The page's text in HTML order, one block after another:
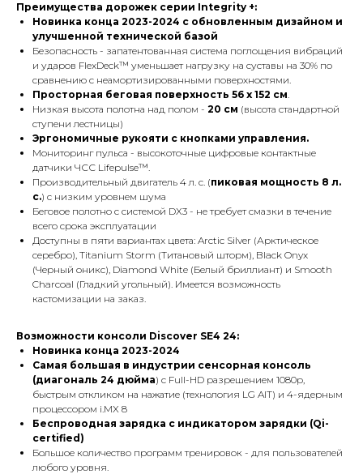
Преимущества дорожек серии Integrity +:
Новинка конца 2023-2024 с обновленным дизайном и
улучшенной технической базой
Безопасность - запатентованная система поглощения вибраций
и ударов FlexDeck™ уменьшает нагрузку на суставы на 30% по
сравнению с неамортизированными поверхностями.
Просторная беговая поверхность 56 x 152 см.
Низкая высота полотна над полом - 20 см (высота стандартной
ступени лестницы)
Эргономичные рукояти с кнопками управления.
Мониторинг пульса - высокоточные цифровые контактные
датчики ЧСС Lifepulse™.
Производительный двигатель 4 л. с. (пиковая мощность 8 л.
с.) с низким уровнем шума
Беговое полотно с системой DX3 - не требует смазки в течение
всего срока эксплуатации
Доступны в пяти вариантах цвета: Arctic Silver (Арктическое
серебро), Titanium Storm (Титановый шторм), Black Onyx
(Черный оникс), Diamond White (Белый бриллиант) и Smooth
Charcoal (Гладкий угольный). Имеется возможность
кастомизации на заказ.
Возможности консоли Discover SE4 24:
Новинка конца 2023-2024
Самая большая в индустрии сенсорная консоль
(диагональ 24 дюйма) с Full-HD разрешением 1080p,
быстрым откликом на нажатие (технология LG AIT) и 4-ядерным
процессором i.MX 8
Беспроводная зарядка с индикатором зарядки (Qi-
certified)
Большое количество программ тренировок - для пользователей
любого уровня.